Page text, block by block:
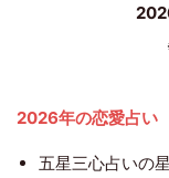
2026年の恋愛占い
五星三心占いの